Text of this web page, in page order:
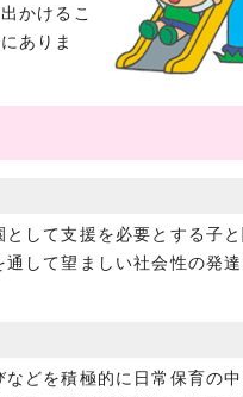
かけるこ
ありま
して支援を必要とする子と
して望ましい社会性の発
どを積極的に日常保育の